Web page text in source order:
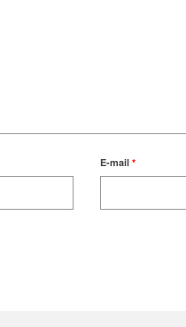
E-mail *